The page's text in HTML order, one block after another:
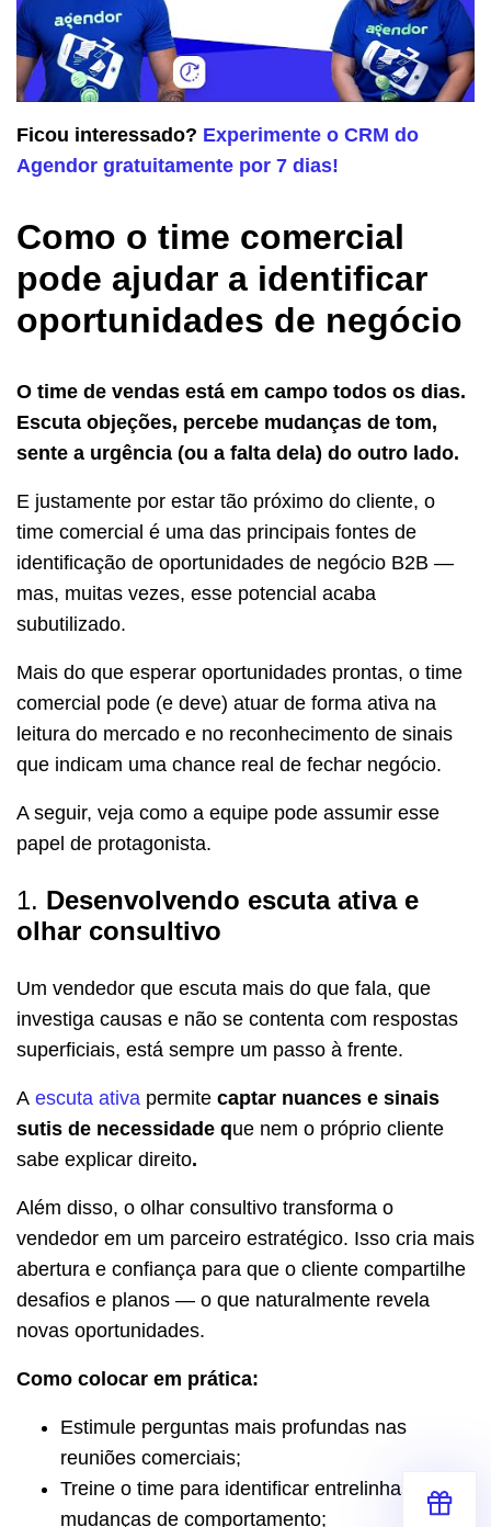
Ficou interessado? Experimente o CRM do
Agendor gratuitamente por 7 dias!
Como o time comercial
pode ajudar a identificar
oportunidades de negócio
O time de vendas está em campo todos os dias.
Escuta objeções, percebe mudanças de tom,
sente a urgência (ou a falta dela) do outro lado.
E justamente por estar tão próximo do cliente, o
time comercial é uma das principais fontes de
identificação de oportunidades de negócio B2B —
mas, muitas vezes, esse potencial acaba
subutilizado.
Mais do que esperar oportunidades prontas, o time
comercial pode (e deve) atuar de forma ativa na
leitura do mercado e no reconhecimento de sinais
que indicam uma chance real de fechar negócio.
A seguir, veja como a equipe pode assumir esse
papel de protagonista.
1. Desenvolvendo escuta ativa e
olhar consultivo
Um vendedor que escuta mais do que fala, que
investiga causas e não se contenta com respostas
superficiais, está sempre um passo à frente.
A escuta ativa permite captar nuances e sinais
sutis de necessidade que nem o próprio cliente
sabe explicar direito.
Além disso, o olhar consultivo transforma o
vendedor em um parceiro estratégico. Isso cria mais
abertura e confiança para que o cliente compartilhe
desafios e planos — o que naturalmente revela
novas oportunidades.
Como colocar em prática:
Estimule perguntas mais profundas nas
reuniões comerciais;
Treine o time para identificar entrelinhas e
mudanças de comportamento;